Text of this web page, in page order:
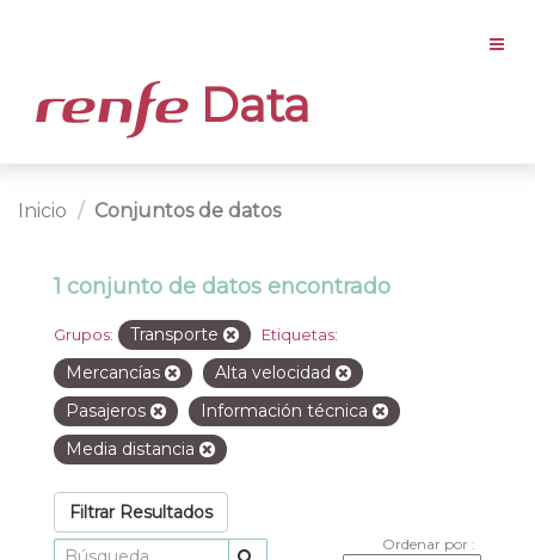
Data
Inicio Conjuntos de datos
1 conjunto de datos encontrado
Grupos: Transporte Etiquetas:
Mercancías
Alta velocidad
Pasajeros
Información técnica
Media distancia
Filtrar Resultados
Ordenar por